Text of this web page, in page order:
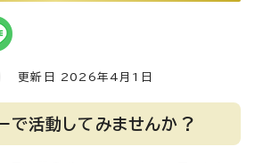
更新日 2026年4月1日
で活動してみませんか？